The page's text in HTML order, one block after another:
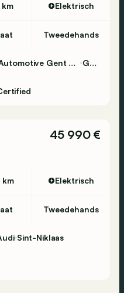
km Elektrisch
Tweedehands
Used Cars Center - Hedin Automotive Gent Certified Gent
45 990 €
km Elektrisch
Tweedehands
Sint-Niklaas